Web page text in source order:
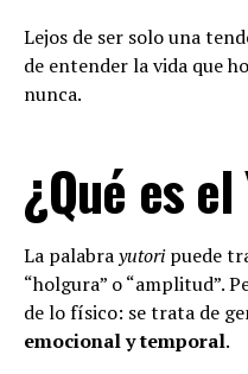
Lejos de ser solo una
de entender la vida que
nunca.
¿Qué es
La palabrayutoripuede
“holgura” o “amplitud”.
de lo físico: se trata de
emocional y temporal.